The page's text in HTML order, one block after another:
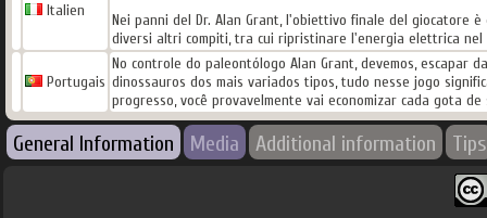
Italien
Nei panni del Dr. Alan Grant, l'obiettivo finale del giocatore
diversi altri compiti, tra cui ripristinare l'energia elettrica
Portugais
No controle do paleontólogo Alan Grant, devemos, escapar
dinossauros dos mais variados tipos, tudo nesse jogo
progresso, você provavelmente vai economizar cada gota
General Information Media Additional information Tips